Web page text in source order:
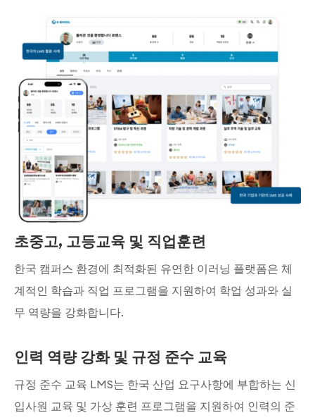
초중고, 고등교육 및 직업훈련
한국 캠퍼스 환경에 최적화된 유연한 이러닝 플랫폼은 체
계적인 학습과 직업 프로그램을 지원하여 학업 성과와 실
무 역량을 강화합니다.
인력 역량 강화 및 규정 준수 교육
규정 준수 교육 LMS는 한국 산업 요구사항에 부합하는 신
입사원 교육 및 가상 훈련 프로그램을 지원하여 인력의 준